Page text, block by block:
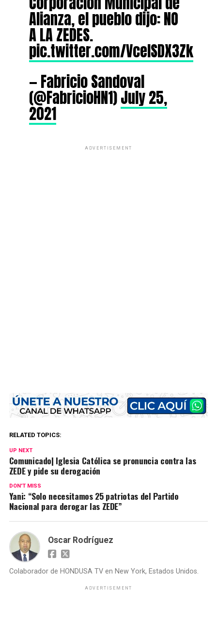
Alianza, el pueblo dijo: NO
A LA ZEDES.
pic.twitter.com/VceISDX3Zk
— Fabricio Sandoval
(@FabricioHN1)July 25,
2021
ADVERTISEMENT
RELATED TOPICS:
UP NEXT
Comunicado| Iglesia Católica se pronuncia contra las
ZEDE y pide su derogación
DON'T MISS
Yani: “Solo necesitamos 25 patriotas del Partido
Nacional para derogar las ZEDE”
Oscar Rodríguez
Colaborador de HONDUSA TV en New York, Estados Unidos.
ADVERTISEMENT